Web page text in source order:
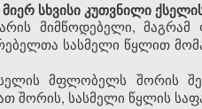
სხვისი კუთვნილი
მიმწოდებელი,
სასმელი წყლით
მფლობელს შორის
შორის, სასმელი წყლის